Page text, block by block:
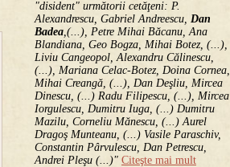
"disident" următorii ce­tă­ţeni: P.
Alexandrescu, Gabriel Andreescu, Dan
Badea,(...), Petre Mihai Băcanu, Ana
Blandiana, Geo Bogza, Mihai Botez, (...),
Liviu Cangeopol, Alexandru Călinescu,
(...), Mariana Celac-Botez, Doina Cornea,
Mihai Creangă, (...), Dan Deşliu, Mircea
Dinescu, (...) Radu Filipescu, (...), Mircea
Iorgulescu, Dumitru Iuga, (...) Dumitru
Mazilu, Corneliu Mănescu, (...) Aurel
Dragoş Munteanu, (...) Vasile Paraschiv,
Constantin Pârvulescu, Dan Petrescu,
Andrei Pleşu (...)" Citeşte mai mult